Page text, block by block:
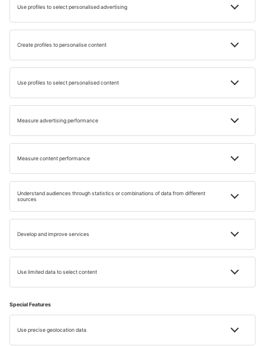
CLASAMENTE
8 moduri prin care poți călători mai ieftin
Timp de citire: 5 min 14 IUN. 2024
Admin